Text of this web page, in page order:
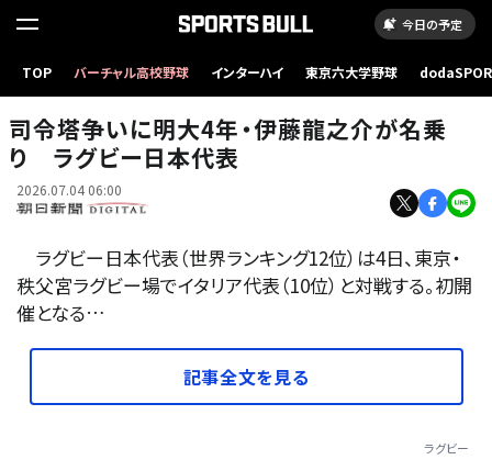
今日の予定
TOP バーチャル高校野球 インターハイ 東京六大学野球
ラグビー日本代表合宿に参加した伊藤龍之介
司令塔争いに明大4年・伊藤龍之介が名乗
り ラグビー日本代表
2026.07.04 06:00
ラグビー日本代表（世界ランキング12位）は4日、東京・
秩父宮ラグビー場でイタリア代表（10位）と対戦する。初開
催となる…
記事全文を見る
ラグビー